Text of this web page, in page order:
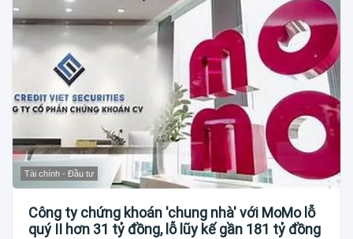
Tài chính - Đầu tư
Công ty chứng khoán 'chung nhà' với MoMo lỗ
quý II hơn 31 tỷ đồng, lỗ lũy kế gần 181 tỷ đồng